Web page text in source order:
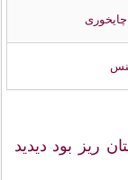
ریز بود دیدید